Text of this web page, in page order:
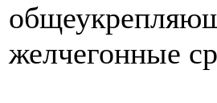
желчегонные